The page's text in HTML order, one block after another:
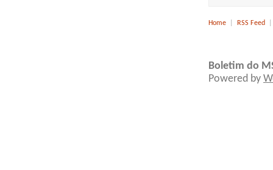
Home RSS Feed
Boletim do
Powered by